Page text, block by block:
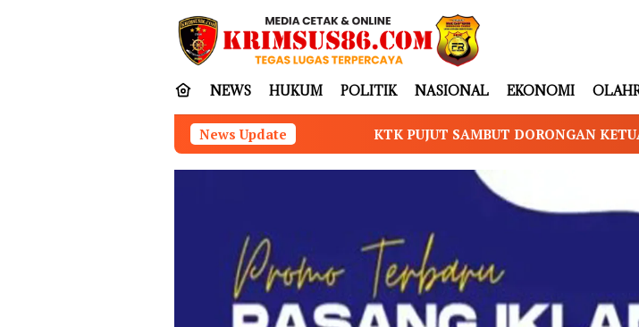
NEWS HUKUM POLITIK NASIONAL EKONOMI
News Update
KTK PUJUT SAMBUT DORONGAN KETUA KONI PUSAT AGAR